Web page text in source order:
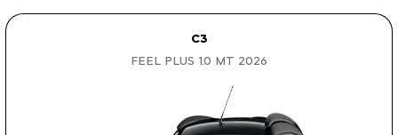
C3
FEEL PLUS 1.0 MT 2026